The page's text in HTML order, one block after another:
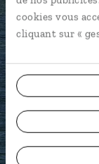
cookies vous
cliquant sur «vous-